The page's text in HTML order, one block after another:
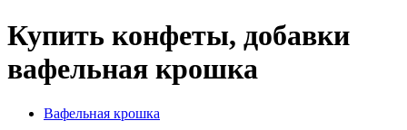
Купить конфеты, добавки
вафельная крошка
Вафельная крошка